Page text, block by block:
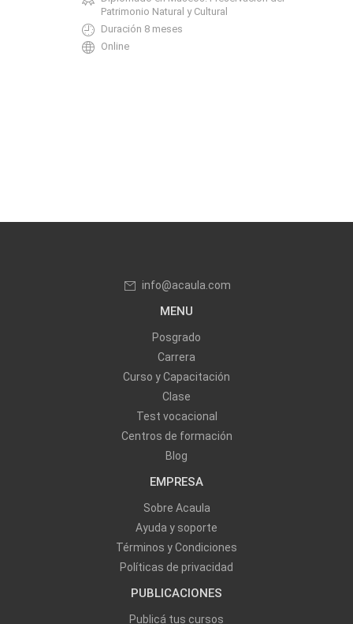
Patrimonio Natural y Cultural
Duración 8 meses
Online
info@acaula.com
MENU
Posgrado
Carrera
Curso y Capacitación
Clase
Test vocacional
Centros de formación
Blog
EMPRESA
Sobre Acaula
Ayuda y soporte
Términos y Condiciones
Políticas de privacidad
PUBLICACIONES
Publicá tus cursos